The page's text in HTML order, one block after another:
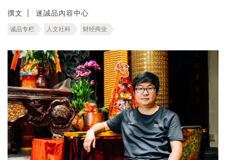
撰文 迷誠品內容中心
诚品专栏 人文社科 财经商业